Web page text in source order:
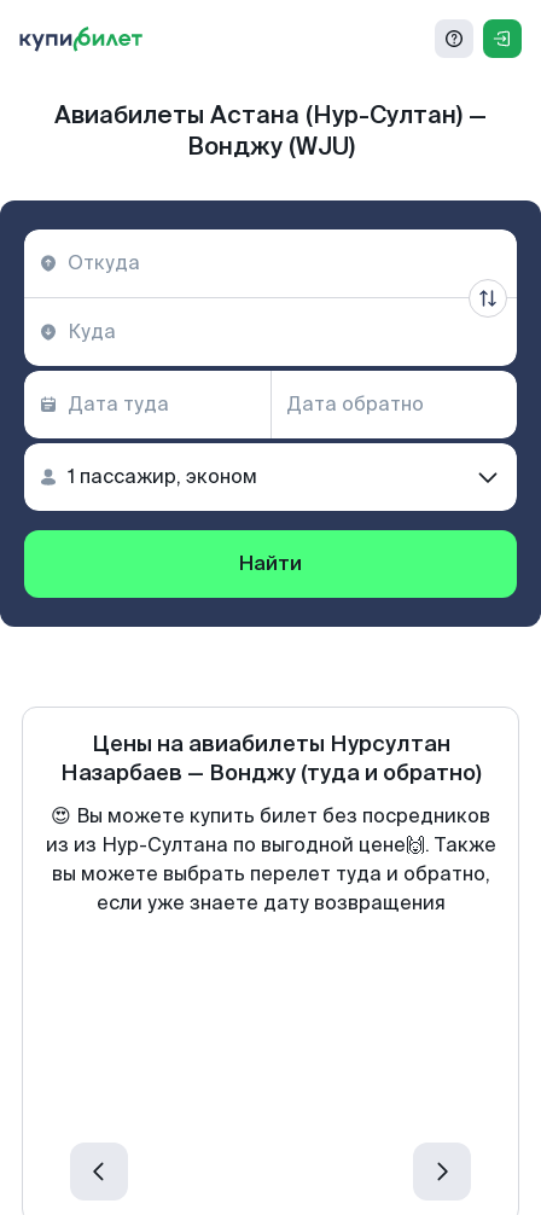
Авиабилеты Астана (Нур-Султан) —
Вонджу (WJU)
Найти
Цены на авиабилеты Нурсултан
Назарбаев — Вонджу (туда и обратно)
😍 Вы можете купить билет без посредников
из из Нур-Султана по выгодной цене🙌. Также
вы можете выбрать перелет туда и обратно,
если уже знаете дату возвращения